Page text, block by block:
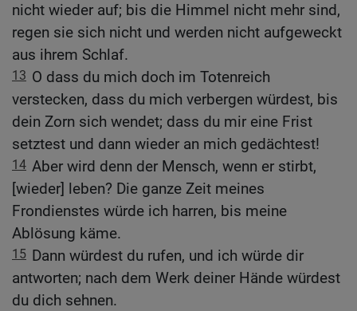
nicht wieder auf; bis die Himmel nicht mehr sind,
regen sie sich nicht und werden nicht aufgeweckt
aus ihrem Schlaf.
13 O dass du mich doch im Totenreich
verstecken, dass du mich verbergen würdest, bis
dein Zorn sich wendet; dass du mir eine Frist
setztest und dann wieder an mich gedächtest!
14 Aber wird denn der Mensch, wenn er stirbt,
[wieder] leben? Die ganze Zeit meines
Frondienstes würde ich harren, bis meine
Ablösung käme.
15 Dann würdest du rufen, und ich würde dir
antworten; nach dem Werk deiner Hände würdest
du dich sehnen.